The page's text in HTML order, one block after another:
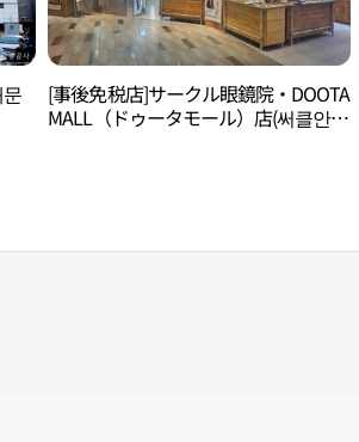
[事後免税店]サークル眼鏡院・DOOTA
MALL（ドゥータモール）店(써클안경